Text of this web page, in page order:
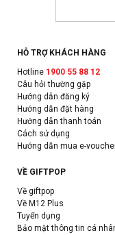
HỖ TRỢ KHÁCH HÀNG
Hotline 1900 55 88 12
Câu hỏi thường gặp
Hướng dẫn đăng ký
Hướng dẫn đặt hàng
Hướng dẫn thanh toán
Cách sử dụng
Hướng dẫn mua e-
VỀ GIFTPOP
Về giftpop
Về M12 Plus
Tuyển dụng
Bảo mật thông tin cá